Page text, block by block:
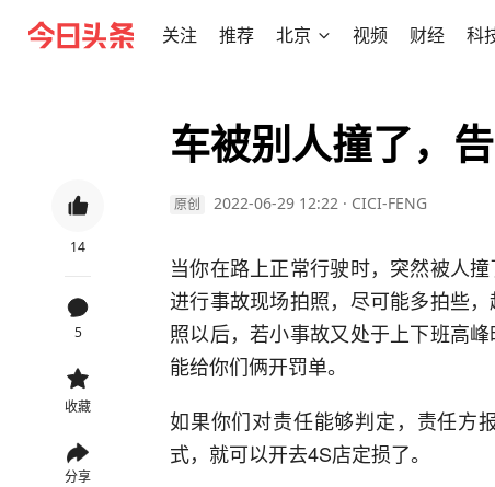
关注 推荐 北京 视频 财经 科
14
5
收藏
分享
车被别人撞了，
原创 2022-06-29 12:22 · CICI-FENG
当你在路上正常行驶时，突然被人
进行事故现场拍照，尽可能多拍些
照以后，若小事故又处于上下班高
能给你们俩开罚单。
如果你们对责任能够判定，责任方
式，就可以开去4S店定损了。